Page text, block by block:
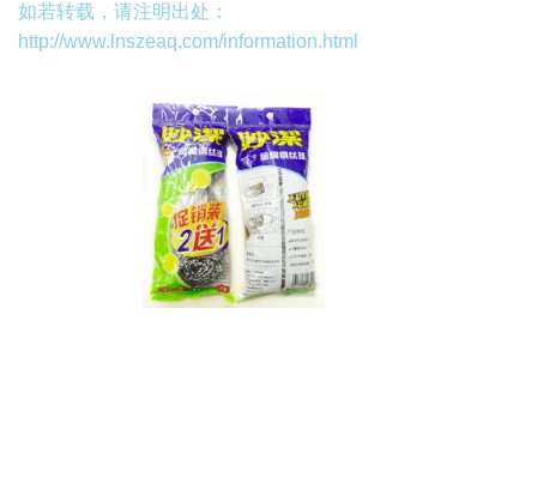
如若转载，请注明出处：
http://www.lnszeaq.com/information.html